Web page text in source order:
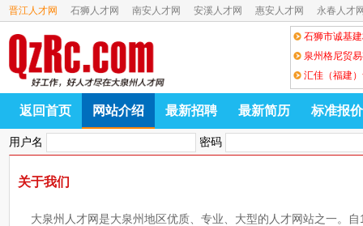
晋江人才网 石狮人才网 南安人才网 安溪人才网 惠安人才网 永春人才
石狮市诚基
泉州格尼贸
汇佳（福建
返回首页 网站介绍 最新招聘 最新简历 标准报价
用户名 密码
关于我们
大泉州人才网是大泉州地区优质、专业、大型的人才网站之一。